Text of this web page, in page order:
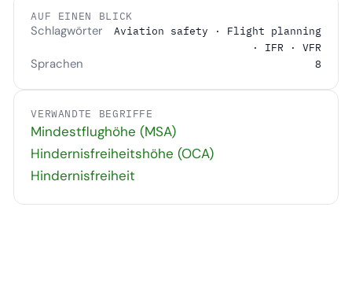
AUF EINEN BLICK
Schlagwörter
Aviation safety · Flight planning
· IFR · VFR
Sprachen 8
VERWANDTE BEGRIFFE
Mindestflughöhe (MSA)
Hindernisfreiheitshöhe (OCA)
Hindernisfreiheit